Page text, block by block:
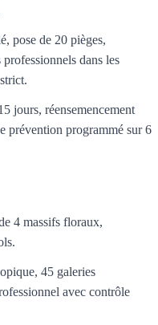
pose de 20 pièges,
dans les
jours, réensemencement
prévention programmé sur 6
4 massifs floraux,
45 galeries
avec contrôle